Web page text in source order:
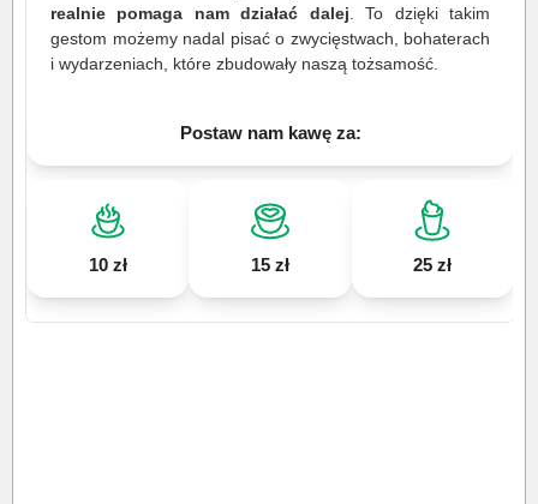
realnie pomaga nam działać dalej. To dzięki takim
gestom możemy nadal pisać o zwycięstwach, bohaterach
i wydarzeniach, które zbudowały naszą tożsamość.
Postaw nam kawę za:
10 zł 15 zł 25 zł